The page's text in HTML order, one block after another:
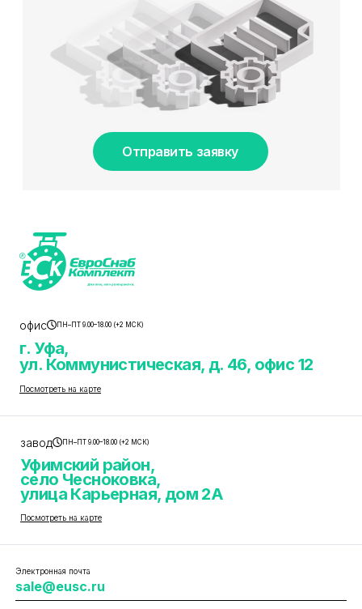
Отправить заявку
офис ПН–ПТ 9.00–18.00 (+2 МСК)
г. Уфа,
ул. Коммунистическая, д. 46, офис 12
Посмотреть на карте
завод ПН–ПТ 9.00–18.00 (+2 МСК)
Уфимский район,
село Чесноковка,
улица Карьерная, дом 2А
Посмотреть на карте
Электронная почта
sale@eusc.ru